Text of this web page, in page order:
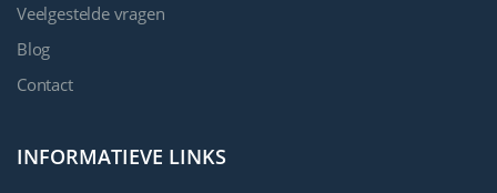
Veelgestelde vragen
Blog
Contact
INFORMATIEVE LINKS